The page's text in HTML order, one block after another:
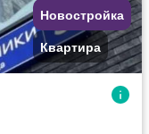
Новостройка
Квартира